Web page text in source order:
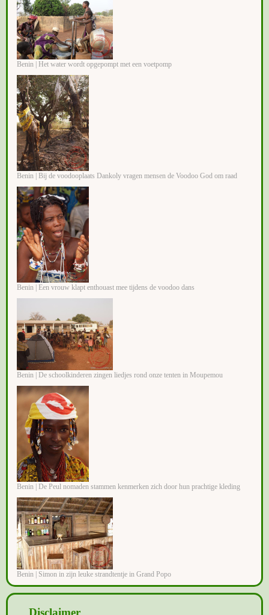
Benin | Het water wordt opgepompt met een voetpomp
Benin | Bij de voodooplaats Dankoly vragen mensen de Voodoo God om raad
Benin | Een vrouw klapt enthouast mee tijdens de voodoo dans
Benin | De schoolkinderen zingen liedjes rond onze tenten in Moupemou
Benin | De Peul nomaden stammen kenmerken zich door hun prachtige kleding
Benin | Simon in zijn leuke strandtentje in Grand Popo
Disclaimer